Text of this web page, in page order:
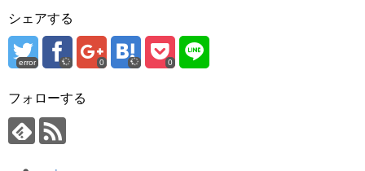
シェアする
error 0 0
フォローする